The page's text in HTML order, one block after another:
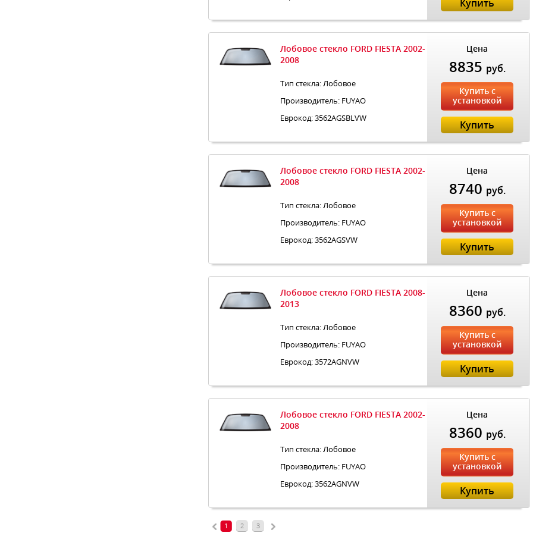
Купить
Лобовое стекло FORD FIESTA 2002-
2008
Тип стекла: Лобовое
Производитель: FUYAO
Еврокод: 3562AGSBLVW
Цена
8835 руб.
Купить с
установкой
Купить
Лобовое стекло FORD FIESTA 2002-
2008
Тип стекла: Лобовое
Производитель: FUYAO
Еврокод: 3562AGSVW
Цена
8740 руб.
Купить с
установкой
Купить
Лобовое стекло FORD FIESTA 2008-
2013
Тип стекла: Лобовое
Производитель: FUYAO
Еврокод: 3572AGNVW
Цена
8360 руб.
Купить с
установкой
Купить
Лобовое стекло FORD FIESTA 2002-
2008
Тип стекла: Лобовое
Производитель: FUYAO
Еврокод: 3562AGNVW
Цена
8360 руб.
Купить с
установкой
Купить
1 2 3